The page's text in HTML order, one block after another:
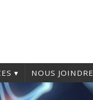
NOUS JOINDRE